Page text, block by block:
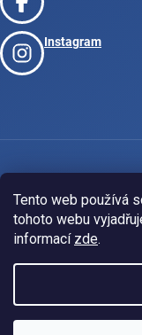
Tento web používá
tohoto webu
informací zde.
Instagram
Copyright 2026